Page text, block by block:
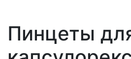
Пинцеты